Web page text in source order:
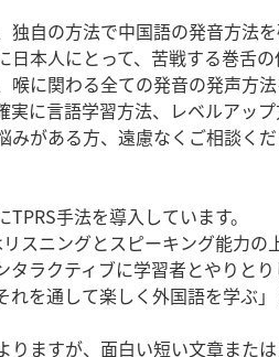
独自の方法で中国語の発音方法を
本人にとって、苦戦する巻舌の
喉に関わる全ての発音の発声方法
実に言語学習方法、レベルアップ
がある方、遠慮なくご相談くだ
手法を導入しています。
スニングとスピーキング能力の
ラクティブに学習者とやりとり
を通して楽しく外国語を学ぶ」
りますが、面白い短い文章または